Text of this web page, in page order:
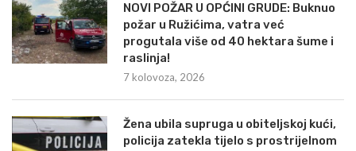
NOVI POŽAR U OPĆINI GRUDE: Buknuo
požar u Ružićima, vatra već
progutala više od 40 hektara šume i
raslinja!
7 kolovoza, 2026
Žena ubila supruga u obiteljskoj kući,
policija zatekla tijelo s prostrijelnom